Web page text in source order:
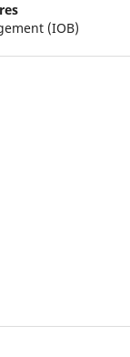
(IOB)